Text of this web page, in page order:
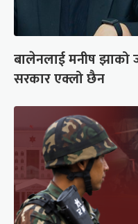
बालेनलाई मनीष
सरकार एक्लो छैन